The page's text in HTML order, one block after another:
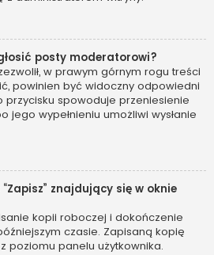
posty moderatorowi?
w prawym górnym rogu treści
powinien być widoczny odpowiedni
przycisku spowoduje przeniesienie
jego wypełnieniu umożliwi wysłanie
znajdujący się w oknie
kopii roboczej i dokończenie
czasie. Zapisaną kopię
poziomu panelu użytkownika.